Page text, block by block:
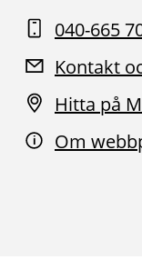
040-665
Kontakt
Hitta på
Om